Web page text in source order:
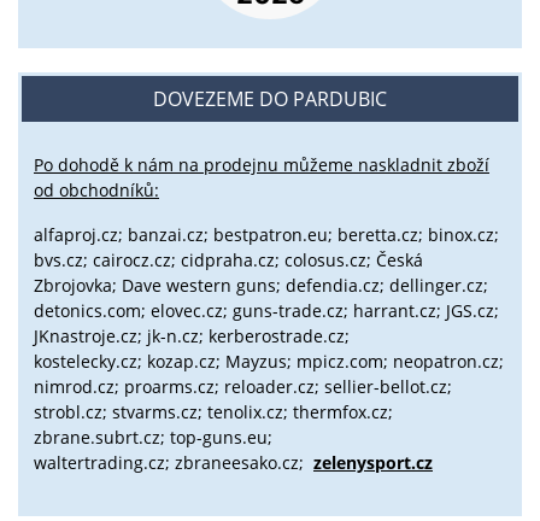
DOVEZEME DO PARDUBIC
Po dohodě k nám na prodejnu můžeme naskladnit zboží
od obchodníků:
alfaproj.cz; banzai.cz; bestpatron.eu; beretta.cz; binox.cz;
bvs.cz; cairocz.cz; cidpraha.cz; colosus.cz; Česká
Zbrojovka; Dave western guns; defendia.cz; dellinger.cz;
detonics.com; elovec.cz; guns-trade.cz; harrant.cz; JGS.cz;
JKnastroje.cz; jk-n.cz; kerberostrade.cz;
kostelecky.cz; kozap.cz; Mayzus; mpicz.com; neopatron.cz;
nimrod.cz; proarms.cz; reloader.cz; sellier-bellot.cz;
strobl.cz; stvarms.cz; tenolix.cz; thermfox.cz;
zbrane.subrt.cz; top-guns.eu;
waltertrading.cz; zbraneesako.cz; zelenysport.cz